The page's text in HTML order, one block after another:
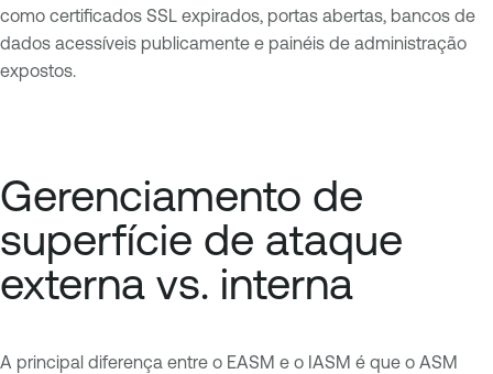
como certificados SSL expirados, portas abertas, bancos de
dados acessíveis publicamente e painéis de administração
expostos.
Gerenciamento de
superfície de ataque
externa vs. interna
A principal diferença entre o EASM e o IASM é que o ASM